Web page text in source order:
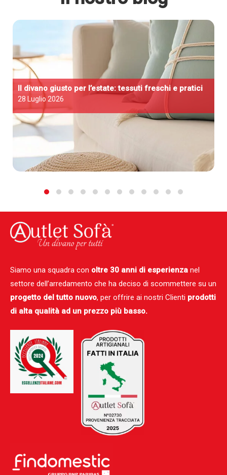
Il divano giusto per l’estate: tessuti freschi e pratici
28 Luglio 2026
Siamo una squadra con oltre 30 anni di esperienza nel
settore dell’arredamento che ha deciso di scommettere su un
progetto del tutto nuovo, per offrire ai nostri Clienti prodotti
di alta qualità ad un prezzo più basso.